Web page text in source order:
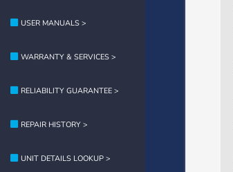
USER MANUALS >
WARRANTY & SERVICES >
RELIABILITY GUARANTEE >
REPAIR HISTORY >
UNIT DETAILS LOOKUP >